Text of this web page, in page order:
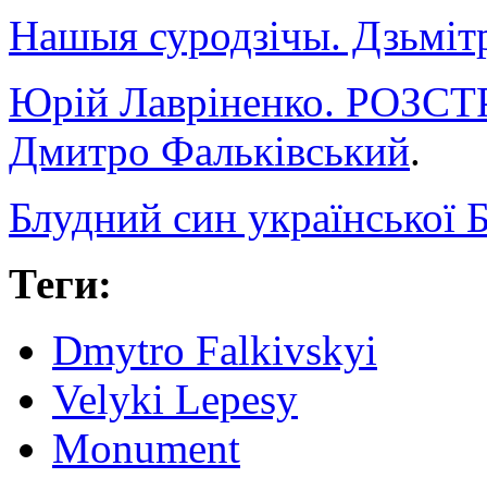
Нашыя суродзічы.
Юрій Лавріненко.
Дмитро Фальківський.
Блудний син української
Теги:
Dmytro Falkivskyi
Velyki Lepesy
Monument